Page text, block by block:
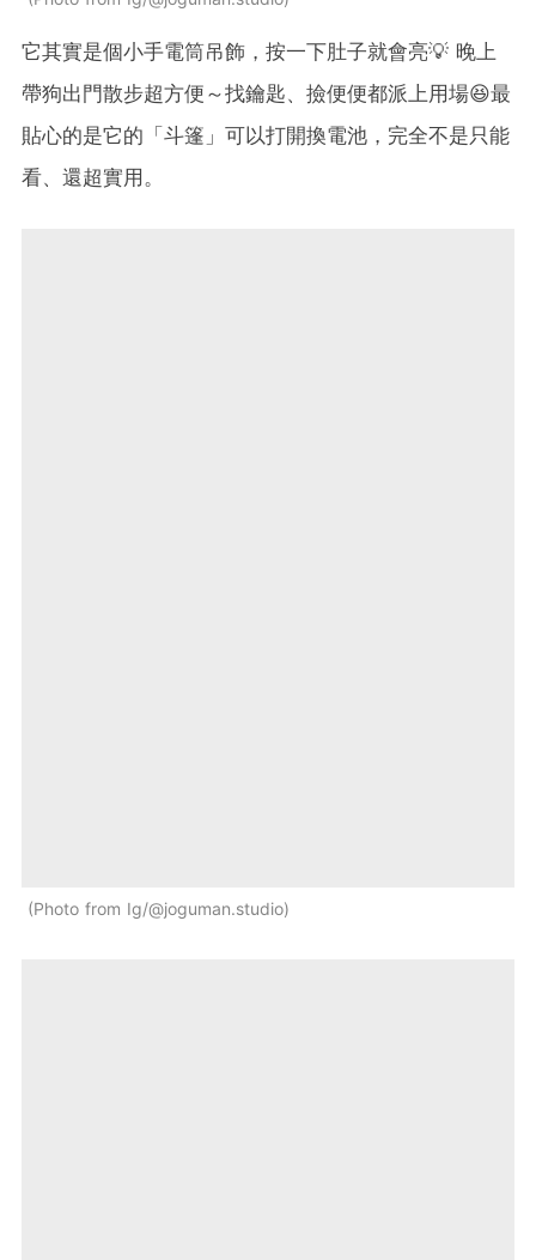
它其實是個小手電筒吊飾，按一下肚子就會亮💡 晚上
帶狗出門散步超方便～找鑰匙、撿便便都派上用場😆最
貼心的是它的「斗篷」可以打開換電池，完全不是只能
看、還超實用。
Photo from Ig/@joguman.studio